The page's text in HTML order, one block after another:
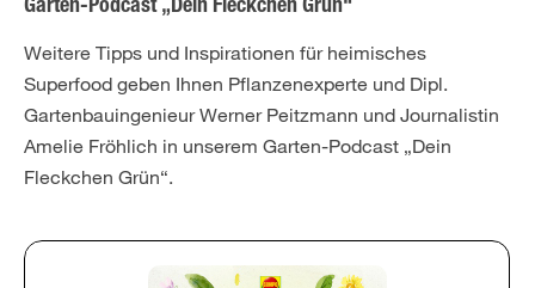
Garten-Podcast „Dein Fleckchen Grün“
Weitere Tipps und Inspirationen für heimisches
Superfood geben Ihnen Pflanzenexperte und Dipl.
Gartenbauingenieur Werner Peitzmann und Journalistin
Amelie Fröhlich in unserem Garten-Podcast „Dein
Fleckchen Grün“.